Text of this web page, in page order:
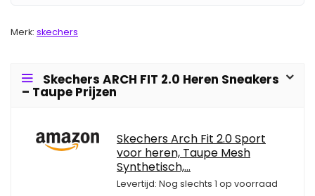
Merk: skechers
Skechers ARCH FIT 2.0 Heren Sneakers
– Taupe Prijzen
Skechers Arch Fit 2.0 Sport
voor heren, Taupe Mesh
Synthetisch,...
Levertijd: Nog slechts 1 op voorraad